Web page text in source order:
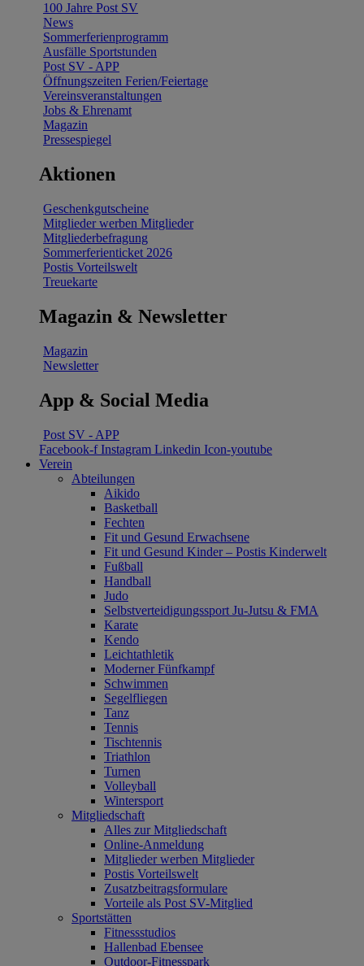
100 Jahre Post SV
News
Sommerferienprogramm
Ausfälle Sportstunden
Post SV - APP
Öffnungszeiten Ferien/Feiertage
Vereinsveranstaltungen
Jobs & Ehrenamt
Magazin
Pressespiegel
Aktionen
Geschenkgutscheine
Mitglieder werben Mitglieder
Mitgliederbefragung
Sommerferienticket 2026
Postis Vorteilswelt
Treuekarte
Magazin & Newsletter
Magazin
Newsletter
App & Social Media
Post SV - APP
Facebook-f Instagram Linkedin Icon-youtube
Verein
Abteilungen
Aikido
Basketball
Fechten
Fit und Gesund Erwachsene
Fit und Gesund Kinder – Postis Kinderwelt
Fußball
Handball
Judo
Selbstverteidigungssport Ju-Jutsu & FMA
Karate
Kendo
Leichtathletik
Moderner Fünfkampf
Schwimmen
Segelfliegen
Tanz
Tennis
Tischtennis
Triathlon
Turnen
Volleyball
Wintersport
Mitgliedschaft
Alles zur Mitgliedschaft
Online-Anmeldung
Mitglieder werben Mitglieder
Postis Vorteilswelt
Zusatzbeitragsformulare
Vorteile als Post SV-Mitglied
Sportstätten
Fitnessstudios
Hallenbad Ebensee
Outdoor-Fitnesspark